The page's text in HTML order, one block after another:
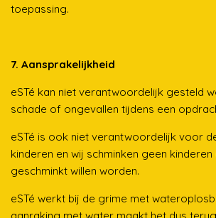
toepassing.
7. Aansprakelijkheid
eSTé kan niet verantwoordelijk gesteld
schade of ongevallen tijdens een
eSTé is ook niet verantwoordelijk voor
kinderen en wij schminken geen
geschminkt willen worden.
eSTé werkt bij de grime met